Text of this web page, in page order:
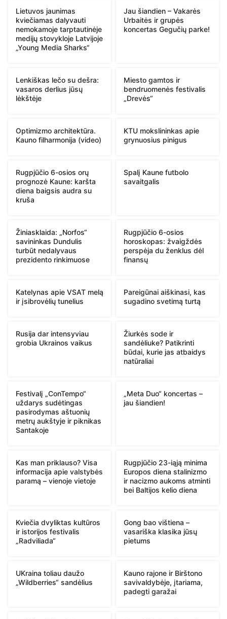
Lietuvos jaunimas
kviečiamas dalyvauti
nemokamoje tarptautinėje
medijų stovykloje Latvijoje
„Young Media Sharks“
Jau šiandien – Vakarės
Urbaitės ir grupės
koncertas Gegučių parke!
Lenkiškas lečo su dešra:
vasaros derlius jūsų
lėkštėje
Miesto gamtos ir
bendruomenės festivalis
„Drevės“
Optimizmo architektūra.
Kauno filharmonija (video)
KTU mokslininkas apie
grynuosius pinigus
Rugpjūčio 6-osios orų
prognozė Kaune: karšta
diena baigsis audra su
kruša
Spalį Kaune futbolo
savaitgalis
Žiniasklaida: „Norfos“
savininkas Dundulis
turbūt nedalyvaus
prezidento rinkimuose
Rugpjūčio 6-osios
horoskopas: žvaigždės
perspėja du ženklus dėl
finansų
Katelynas apie VSAT melą
ir įsibrovėlių tunelius
Pareigūnai aiškinasi, kas
sugadino svetimą turtą
Rusija dar intensyviau
grobia Ukrainos vaikus
Žiurkės sode ir
sandėliuke? Patikrinti
būdai, kurie jas atbaidys
natūraliai
Festivalį „ConTempo“
uždarys sudėtingas
pasirodymas aštuonių
metrų aukštyje ir piknikas
Santakoje
„Meta Duo“ koncertas –
jau šiandien!
Kas man priklauso? Visa
informacija apie valstybės
paramą – vienoje vietoje
Rugpjūčio 23-iąją minima
Europos diena stalinizmo
ir nacizmo aukoms atminti
bei Baltijos kelio diena
Kviečia dvyliktas kultūros
ir istorijos festivalis
„Radviliada“
Gong bao vištiena –
vasariška klasika jūsų
pietums
UKraina toliau daužo
„Wildberries“ sandėlius
Kauno rajone ir Birštono
savivaldybėje, įtariama,
padegti garažai